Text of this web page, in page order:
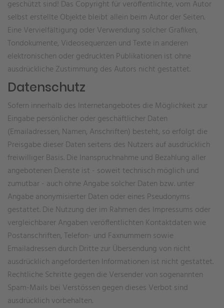
geschützt sind! Das Copyright für veröffentlichte, vom Autor
selbst erstellte Objekte bleibt allein beim Autor der Seiten.
Eine Vervielfältigung oder Verwendung solcher Grafiken,
Tondokumente, Videosequenzen und Texte in anderen
elektronischen oder gedruckten Publikationen ist ohne
ausdrückliche Zustimmung des Autors nicht gestattet.
Datenschutz
Sofern innerhalb des Internetangebotes die Möglichkeit zur
Eingabe persönlicher oder geschäftlicher Daten
(Emailadressen, Namen, Anschriften) besteht, so erfolgt die
Preisgabe dieser Daten seitens des Nutzers auf ausdrücklich
freiwilliger Basis. Die Inanspruchnahme und Bezahlung aller
angebotenen Dienste ist - soweit technisch möglich und
zumutbar - auch ohne Angabe solcher Daten bzw. unter
Angabe anonymisierter Daten oder eines Pseudonyms
gestattet. Die Nutzung der im Rahmen des Impressums oder
vergleichbarer Angaben veröffentlichten Kontaktdaten wie
Postanschriften, Telefon- und Faxnummern sowie
Emailadressen durch Dritte zur Übersendung von nicht
ausdrücklich angeforderten Informationen ist nicht gestattet.
Rechtliche Schritte gegen die Versender von sogenannten
Spam-Mails bei Verstössen gegen dieses Verbot sind
ausdrücklich vorbehalten.